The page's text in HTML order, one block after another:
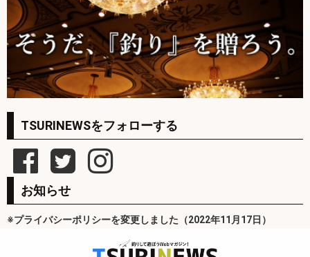
TSURINEWSをフォローする
お知らせ
※プライバシーポリシーを変更しました（2022年11月17日）